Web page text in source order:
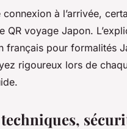
connexion à l’arrivée,
QR voyage Japon.
français pour formalités
rigoureux lors de